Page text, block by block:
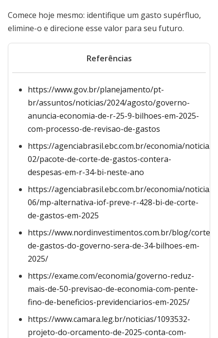
Comece hoje mesmo: identifique um gasto supérfluo,
elimine-o e direcione esse valor para seu futuro.
Referências
https://www.gov.br/planejamento/pt-
br/assuntos/noticias/2024/agosto/governo-
anuncia-economia-de-r-25-9-bilhoes-em-2025-
com-processo-de-revisao-de-gastos
https://agenciabrasil.ebc.com.br/economia/noticia/
02/pacote-de-corte-de-gastos-contera-
despesas-em-r-34-bi-neste-ano
https://agenciabrasil.ebc.com.br/economia/noticia/
06/mp-alternativa-iof-preve-r-428-bi-de-corte-
de-gastos-em-2025
https://www.nordinvestimentos.com.br/blog/corte-
de-gastos-do-governo-sera-de-34-bilhoes-em-
2025/
https://exame.com/economia/governo-reduz-
mais-de-50-previsao-de-economia-com-pente-
fino-de-beneficios-previdenciarios-em-2025/
https://www.camara.leg.br/noticias/1093532-
projeto-do-orcamento-de-2025-conta-com-